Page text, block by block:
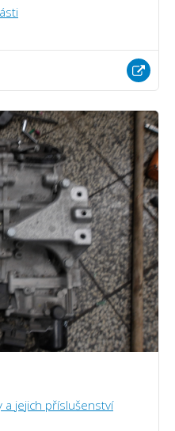
a jejich příslušenství